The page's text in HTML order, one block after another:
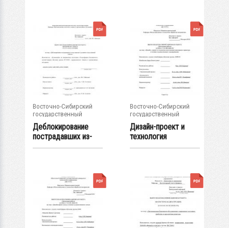
Восточно-Сибирский
государственный
университет...
Деблокирование
пострадавших из-
под завалов в...
Восточно-Сибирский
государственный
университет...
Дизайн-проект и
технология
изготовления...